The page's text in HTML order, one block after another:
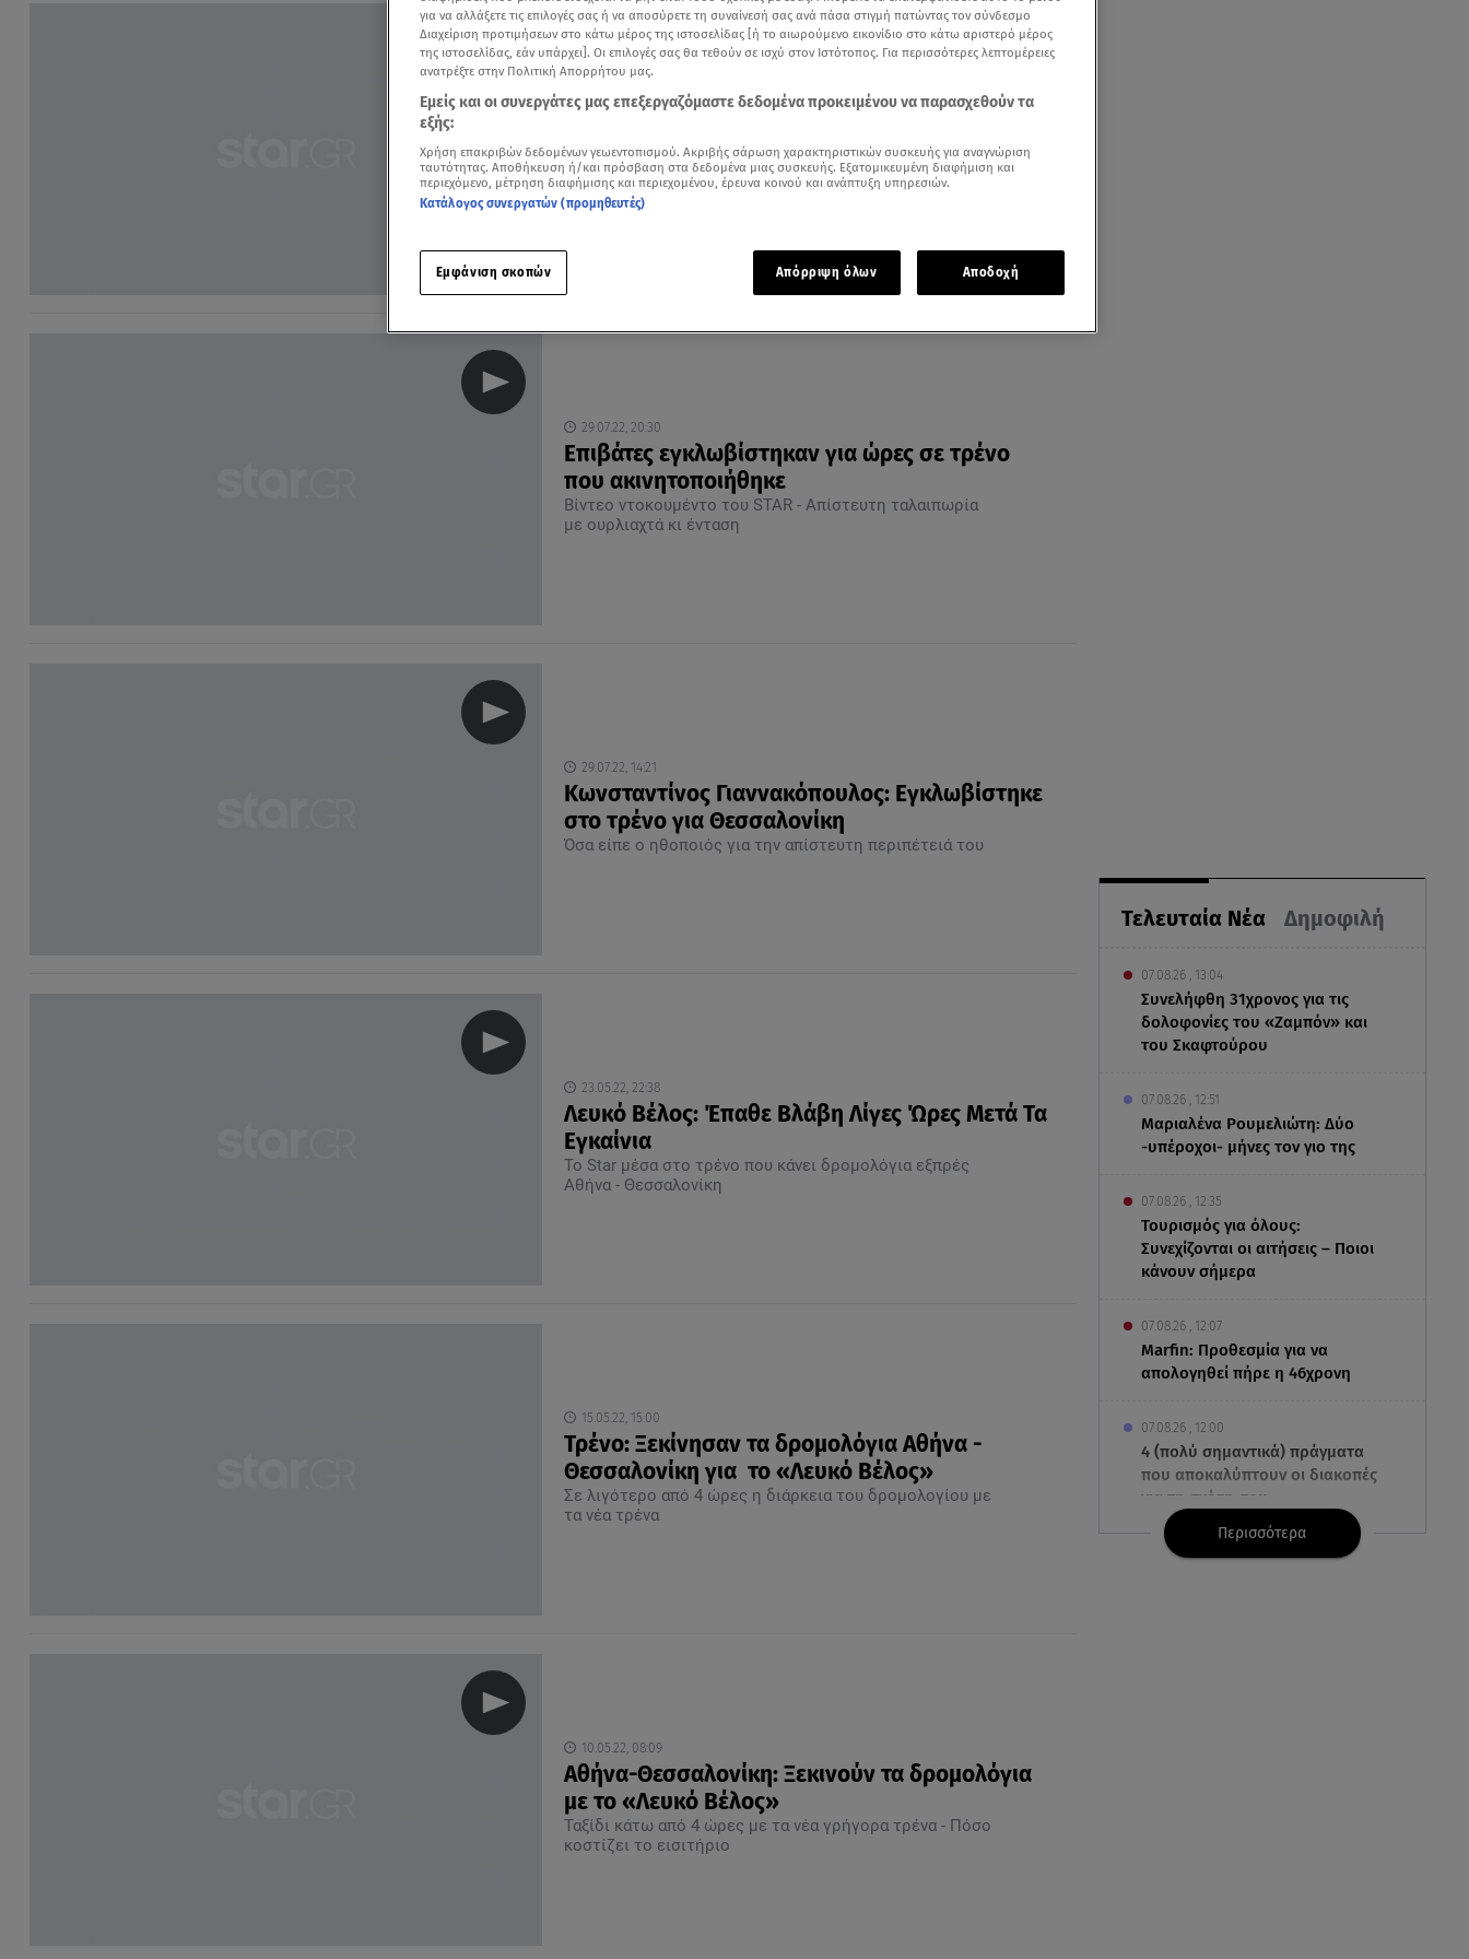
02.08.22, 22:04
σιδηρόδρομο
Η ρυθμιστική αρχή καλεί σε ακρόαση την εταιρία
Hellenic train
29.07.22, 20:30
Επιβάτες εγκλωβίστηκαν για ώρες σε τρένο
που ακινητοποιήθηκε
Βίντεο ντοκουμέντο του STAR - Απίστευτη ταλαιπωρία
με ουρλιαχτά κι ένταση
29.07.22, 14:21
Κωνσταντίνος Γιαννακόπουλος: Εγκλωβίστηκε
στο τρένο για Θεσσαλονίκη
Όσα είπε ο ηθοποιός για την απίστευτη περιπέτειά του
23.05.22, 22:38
Λευκό Βέλος: Έπαθε Βλάβη Λίγες Ώρες Μετά Τα
Εγκαίνια
Το Star μέσα στο τρένο που κάνει δρομολόγια εξπρές
Αθήνα - Θεσσαλονίκη
15.05.22, 15:00
Τρένο: Ξεκίνησαν τα δρομολόγια Αθήνα -
Θεσσαλονίκη για το «Λευκό Βέλος»
Σε λιγότερο από 4 ώρες η διάρκεια του δρομολογίου με
τα νέα τρένα
10.05.22, 08:09
Αθήνα-Θεσσαλονίκη: Ξεκινούν τα δρομολόγια
με το «Λευκό Βέλος»
Ταξίδι κάτω από 4 ώρες με τα νέα γρήγορα τρένα - Πόσο
κοστίζει το εισιτήριο
Τελευταία Νέα Δημοφιλή
07.08.26 , 13:04
Συνελήφθη 31χρονος για τις
δολοφονίες του «Ζαμπόν» και
του Σκαφτούρου
07.08.26 , 12:51
Μαριαλένα Ρουμελιώτη: Δύο
-υπέροχοι- μήνες τον γιο της
07.08.26 , 12:35
Τουρισμός για όλους:
Συνεχίζονται οι αιτήσεις – Ποιοι
κάνουν σήμερα
07.08.26 , 12:07
Marfin: Προθεσμία για να
απολογηθεί πήρε η 46χρονη
07.08.26 , 12:00
4 (πολύ σημαντικά) πράγματα
που αποκαλύπτουν οι διακοπές
για τη σχέση σου
07.08.26 , 11:45
Περισσότερα
για να αλλάξετε τις επιλογές σας ή να αποσύρετε τη συναίνεσή σας ανά πάσα στιγμή πατώντας τον σύνδεσμο
Διαχείριση προτιμήσεων στο κάτω μέρος της ιστοσελίδας [ή το αιωρούμενο εικονίδιο στο κάτω αριστερό μέρος
της ιστοσελίδας, εάν υπάρχει]. Οι επιλογές σας θα τεθούν σε ισχύ στον Ιστότοπος. Για περισσότερες λεπτομέρειες
ανατρέξτε στην Πολιτική Απορρήτου μας.
Εμείς και οι συνεργάτες μας επεξεργαζόμαστε δεδομένα προκειμένου να παρασχεθούν τα
εξής:
Χρήση επακριβών δεδομένων γεωεντοπισμού. Ακριβής σάρωση χαρακτηριστικών συσκευής για αναγνώριση
ταυτότητας. Αποθήκευση ή/και πρόσβαση στα δεδομένα μιας συσκευής. Εξατομικευμένη διαφήμιση και
περιεχόμενο, μέτρηση διαφήμισης και περιεχομένου, έρευνα κοινού και ανάπτυξη υπηρεσιών.
Κατάλογος συνεργατών (προμηθευτές)
Εμφάνιση σκοπών Απόρριψη όλων Αποδοχή